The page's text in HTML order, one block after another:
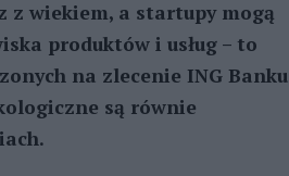
z wiekiem, a startupy mogą
produktów i usług – to
na zlecenie ING Banku
są równie